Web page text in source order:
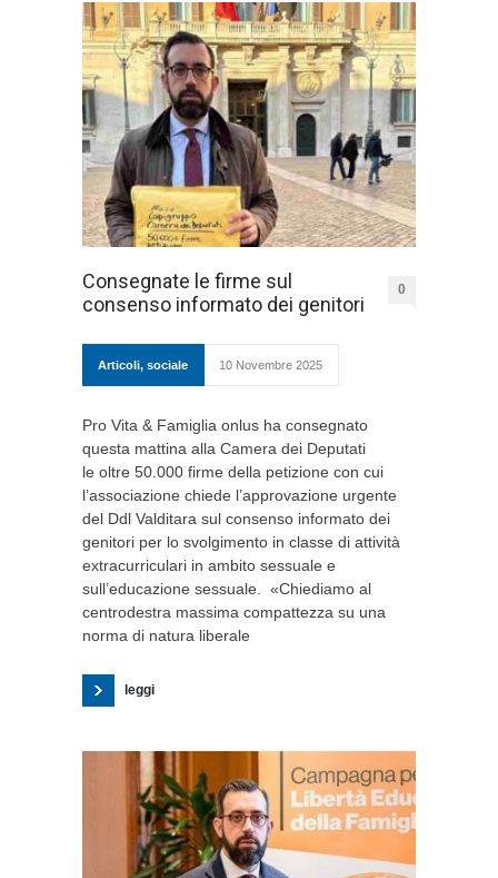
Consegnate le firme sul
consenso informato dei genitori
0
Articoli, sociale 10 Novembre 2025
Pro Vita & Famiglia onlus ha consegnato
questa mattina alla Camera dei Deputati
le oltre 50.000 firme della petizione con cui
l’associazione chiede l’approvazione urgente
del Ddl Valditara sul consenso informato dei
genitori per lo svolgimento in classe di attività
extracurriculari in ambito sessuale e
sull’educazione sessuale. «Chiediamo al
centrodestra massima compattezza su una
norma di natura liberale
leggi